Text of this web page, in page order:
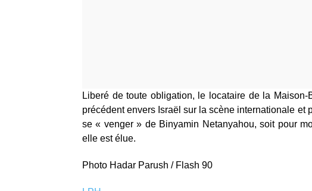
Liberé de toute obligation, le locataire de la
précédent envers Israël sur la scène internationale et
se « venger » de Binyamin Netanyahou, soit pour
elle est élue.
Photo Hadar Parush / Flash 90